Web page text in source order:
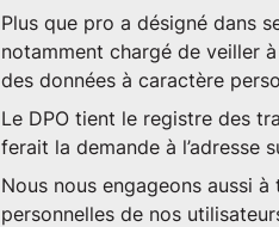
Plus que pro a désigné dans
notamment chargé de veiller
des données à caractère
Le DPO tient le registre des
ferait la demande à l’adresse
Nous nous engageons aussi
personnelles de nos